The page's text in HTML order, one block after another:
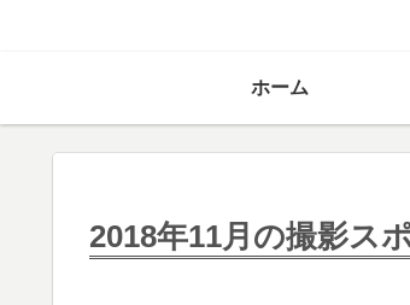
ホーム
2018年11月の撮影ス